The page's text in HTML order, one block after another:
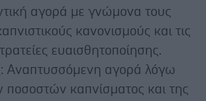
αγορά με γνώμονα τους
κανονισμούς και τις
ευαισθητοποίησης.
Αναπτυσσόμενη αγορά λόγω
καπνίσματος και της